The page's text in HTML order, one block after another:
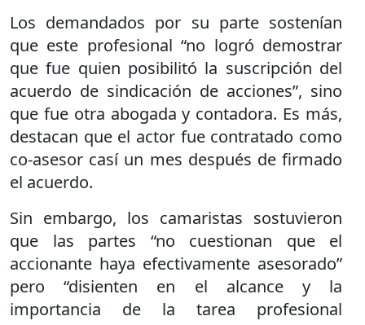
Los demandados por su parte sostenían
que este profesional “no logró demostrar
que fue quien posibilitó la suscripción del
acuerdo de sindicación de acciones”, sino
que fue otra abogada y contadora. Es más,
destacan que el actor fue contratado como
co-asesor casí un mes después de firmado
el acuerdo.
Sin embargo, los camaristas sostuvieron
que las partes “no cuestionan que el
accionante haya efectivamente asesorado”
pero “disienten en el alcance y la
importancia de la tarea profesional